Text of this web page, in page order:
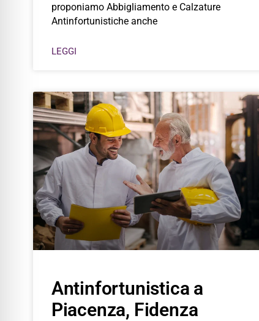
proponiamo Abbigliamento e Calzature
Antinfortunistiche anche
LEGGI
Antinfortunistica a
Piacenza, Fidenza